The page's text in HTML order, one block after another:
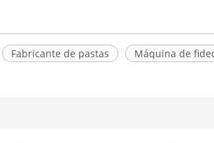
Fabricante de pastas Máquina de